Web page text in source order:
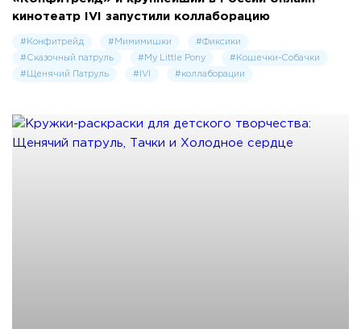
кинотеатр IVI запустили коллаборацию
#Конфитрейд #Мимимиш­ки
#Фиксики
#Сказочный патруль
#My Little Pony
#Кошечки-Собачки
#Щенячий Патруль
#IVI #коллаборации